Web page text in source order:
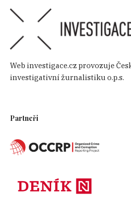
Web investigace.cz provozuje
investigativní žurnalistiku o.p.s.
Partneři